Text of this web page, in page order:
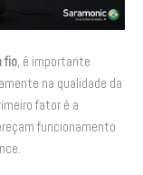
fio, é importante
na qualidade da
fator é a
funcionamento